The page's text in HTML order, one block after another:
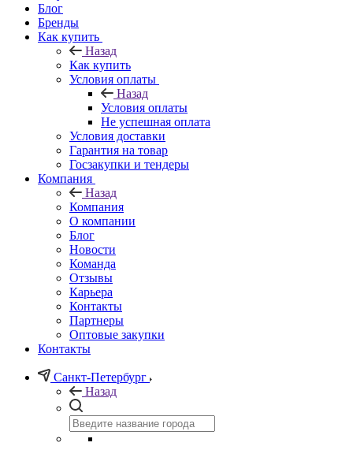
Блог
Бренды
Как купить
Назад
Как купить
Условия оплаты
Назад
Условия оплаты
Не успешная оплата
Условия доставки
Гарантия на товар
Госзакупки и тендеры
Компания
Назад
Компания
О компании
Блог
Новости
Команда
Отзывы
Карьера
Контакты
Партнеры
Оптовые закупки
Контакты
Санкт-Петербург
Назад